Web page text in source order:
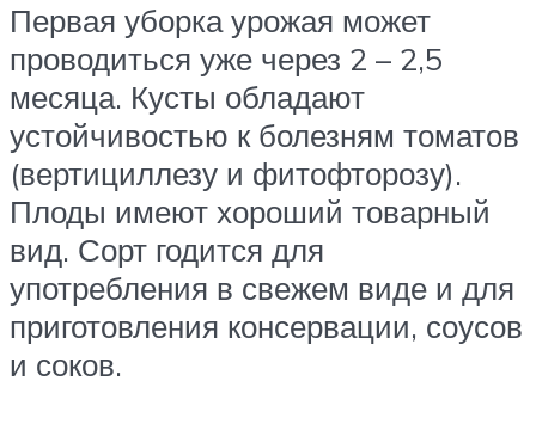
Первая уборка урожая может
проводиться уже через 2 – 2,5
месяца. Кусты обладают
устойчивостью к болезням томатов
(вертициллезу и фитофторозу).
Плоды имеют хороший товарный
вид. Сорт годится для
употребления в свежем виде и для
приготовления консервации, соусов
и соков.